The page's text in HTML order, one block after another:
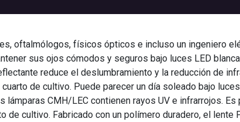
oftalmólogos, físicos ópticos e incluso un ingeniero
sus ojos cómodos y seguros bajo luces LED
reduce el deslumbramiento y la reducción de
de cultivo. Puede parecer un día soleado bajo
lámparas CMH/LEC contienen rayos UV e infrarrojos.
de cultivo. Fabricado con un polímero duradero, el